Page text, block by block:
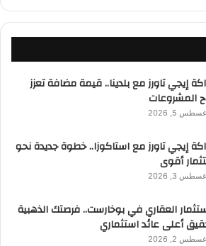
إيجي تاورز مع بلدينا.. قيمة مضافة تعزز
المشروعات
5, 2026
إيجي تاورز مع استاكوزا.. خطوة جديدة نحو
أقوى
3, 2026
العقاري في بوخارست.. فرصتك الذهبية
أعلى عائد استثماري
2, 2026